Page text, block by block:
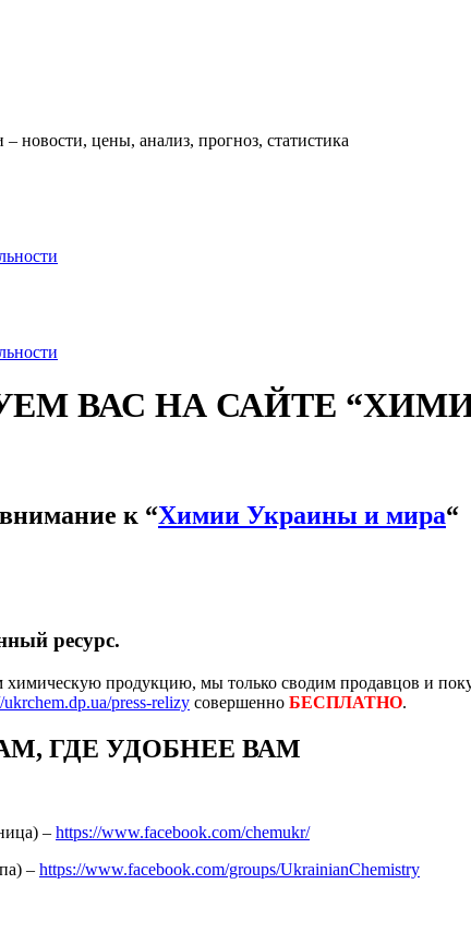
новости, цены, анализ, прогноз, статистика
ВАС НА САЙТЕ
к “Химии Украины и мира“
ресурс.
продукцию, мы только сводим продавцов и
ukrchem.dp.ua/press-relizy совершенно БЕСПЛАТНО.
ГДЕ УДОБНЕЕ ВАМ
– https://www.facebook.com/chemukr/
– https://www.facebook.com/groups/UkrainianChemistry